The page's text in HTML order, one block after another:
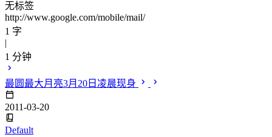
无标签
http://www.google.com/mobile/mail/
1 字
|
1 分钟
最圆最大月亮3月20日凌晨现身
2011-03-20
Default